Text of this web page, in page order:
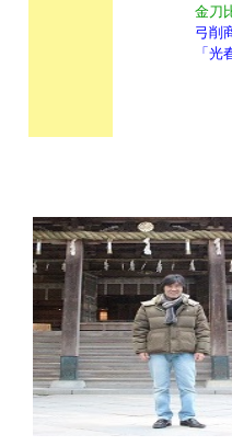
金刀
弓削
「